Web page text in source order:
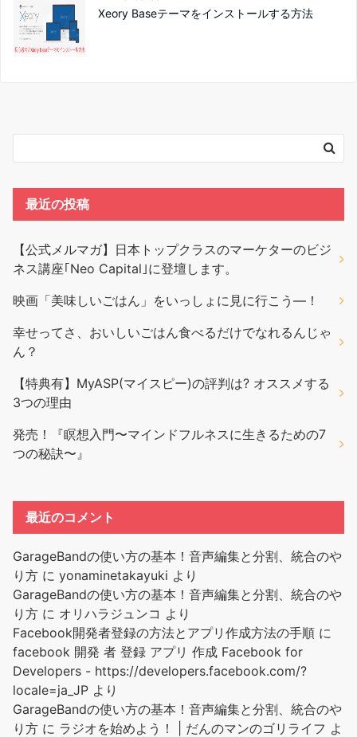
Xeory Baseテーマをインストールする方法
最近の投稿
【公式メルマガ】日本トップクラスのマーケターのビジ
ネス講座｢Neo Capital｣に登壇します。
映画「美味しいごはん」をいっしょに見に行こう―！
幸せってさ、おいしいごはん食べるだけでなれるんじゃ
ん？
【特典有】MyASP(マイスピー)の評判は? オススメする
3つの理由
発売！『瞑想入門〜マインドフルネスに生きるための7
つの秘訣〜』
最近のコメント
GarageBandの使い方の基本！音声編集と分割、統合のや
り方 に yonaminetakayuki より
GarageBandの使い方の基本！音声編集と分割、統合のや
り方 に オリハラジュンコ より
Facebook開発者登録の方法とアプリ作成方法の手順 に
facebook 開発 者 登録 アプリ 作成 Facebook for
Developers - https://developers.facebook.com/?
locale=ja_JP より
GarageBandの使い方の基本！音声編集と分割、統合のや
り方 に ラジオを始めよう！ | だんのマンのゴリライフ よ